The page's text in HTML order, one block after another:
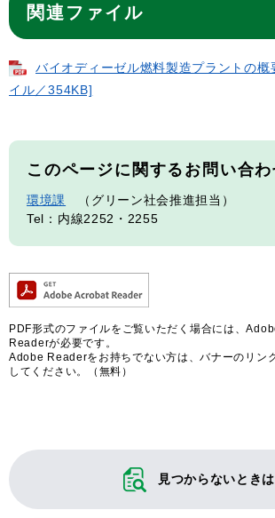
関連ファイル
バイオディーゼル燃料製造プラントの
イル／354KB]
このページに関するお問い合
環境課
グリーン社会推進担当
Tel：内線2252・2255
PDF形式のファイルをご覧いただく場合には、
Readerが必要です。
Adobe Readerをお持ちでない方は、バナーのリン
してください。（無料）
見つからないときは